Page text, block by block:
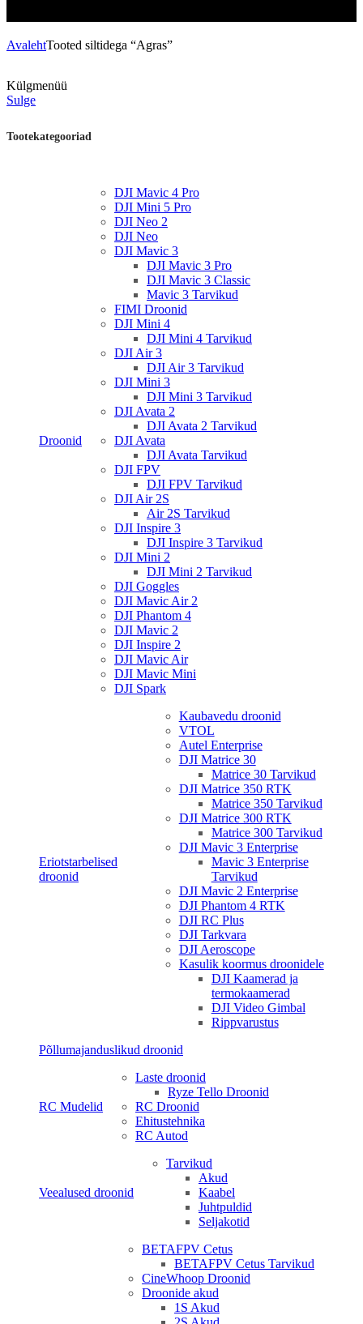
AvalehtTooted siltidega “Agras”
Külgmenüü
Sulge
Tootekategooriad
Droonid
DJI Mavic 4 Pro
DJI Mini 5 Pro
DJI Neo 2
DJI Neo
DJI Mavic 3
DJI Mavic 3 Pro
DJI Mavic 3 Classic
Mavic 3 Tarvikud
FIMI Droonid
DJI Mini 4
DJI Mini 4 Tarvikud
DJI Air 3
DJI Air 3 Tarvikud
DJI Mini 3
DJI Mini 3 Tarvikud
DJI Avata 2
DJI Avata 2 Tarvikud
DJI Avata
DJI Avata Tarvikud
DJI FPV
DJI FPV Tarvikud
DJI Air 2S
Air 2S Tarvikud
DJI Inspire 3
DJI Inspire 3 Tarvikud
DJI Mini 2
DJI Mini 2 Tarvikud
DJI Goggles
DJI Mavic Air 2
DJI Phantom 4
DJI Mavic 2
DJI Inspire 2
DJI Mavic Air
DJI Mavic Mini
DJI Spark
Eriotstarbelised
droonid
Kaubavedu droonid
VTOL
Autel Enterprise
DJI Matrice 30
Matrice 30 Tarvikud
DJI Matrice 350 RTK
Matrice 350 Tarvikud
DJI Matrice 300 RTK
Matrice 300 Tarvikud
DJI Mavic 3 Enterprise
Mavic 3 Enterprise
Tarvikud
DJI Mavic 2 Enterprise
DJI Phantom 4 RTK
DJI RC Plus
DJI Tarkvara
DJI Aeroscope
Kasulik koormus droonidele
DJI Kaamerad ja
termokaamerad
DJI Video Gimbal
Rippvarustus
Põllumajanduslikud droonid
RC Mudelid
Laste droonid
Ryze Tello Droonid
RC Droonid
Ehitustehnika
RC Autod
Veealused droonid
Tarvikud
Akud
Kaabel
Juhtpuldid
Seljakotid
BETAFPV Cetus
BETAFPV Cetus Tarvikud
CineWhoop Droonid
Droonide akud
1S Akud